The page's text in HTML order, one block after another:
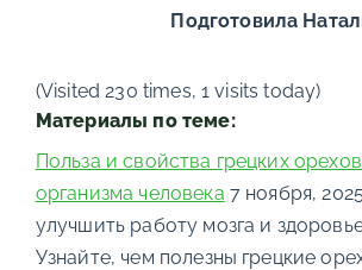
Подготовила
(Visited 230 times, 1 visits today)
Материалы по теме:
Польза и свойства грецких
организма человека 7 ноября, 2025
улучшить работу мозга и
Узнайте, чем полезны грецкие